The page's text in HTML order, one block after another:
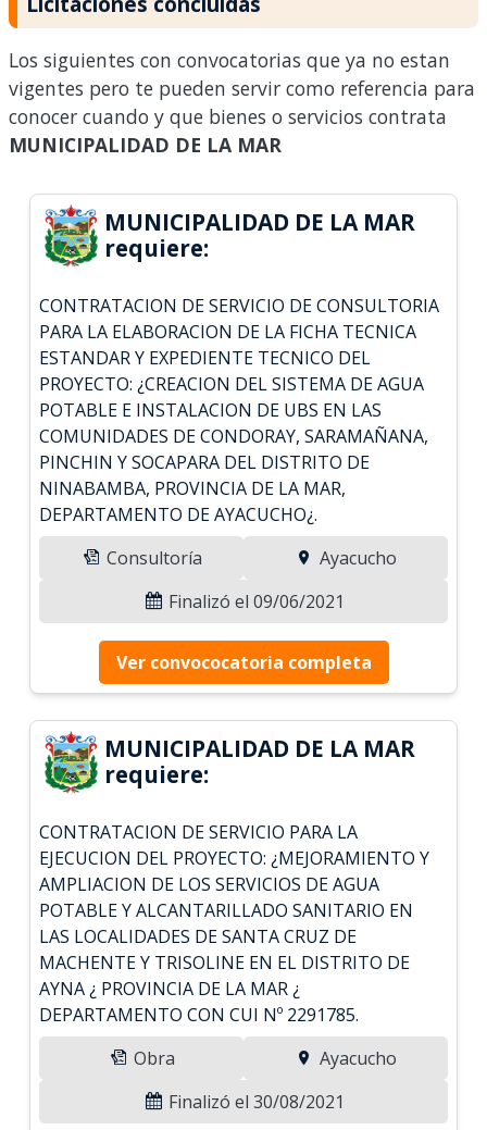
Los siguientes con convocatorias que ya no estan
vigentes pero te pueden servir como referencia para
conocer cuando y que bienes o servicios contrata
MUNICIPALIDAD DE LA MAR
MUNICIPALIDAD DE LA MAR
requiere:
CONTRATACION DE SERVICIO DE CONSULTORIA
PARA LA ELABORACION DE LA FICHA TECNICA
ESTANDAR Y EXPEDIENTE TECNICO DEL
PROYECTO: ¿CREACION DEL SISTEMA DE AGUA
POTABLE E INSTALACION DE UBS EN LAS
COMUNIDADES DE CONDORAY, SARAMAÑANA,
PINCHIN Y SOCAPARA DEL DISTRITO DE
NINABAMBA, PROVINCIA DE LA MAR,
DEPARTAMENTO DE AYACUCHO¿.
Consultoría
Ayacucho
Finalizó el 09/06/2021
Ver convococatoria completa
MUNICIPALIDAD DE LA MAR
requiere:
CONTRATACION DE SERVICIO PARA LA
EJECUCION DEL PROYECTO: ¿MEJORAMIENTO Y
AMPLIACION DE LOS SERVICIOS DE AGUA
POTABLE Y ALCANTARILLADO SANITARIO EN
LAS LOCALIDADES DE SANTA CRUZ DE
MACHENTE Y TRISOLINE EN EL DISTRITO DE
AYNA ¿ PROVINCIA DE LA MAR ¿
DEPARTAMENTO CON CUI Nº 2291785.
Obra
Ayacucho
Finalizó el 30/08/2021